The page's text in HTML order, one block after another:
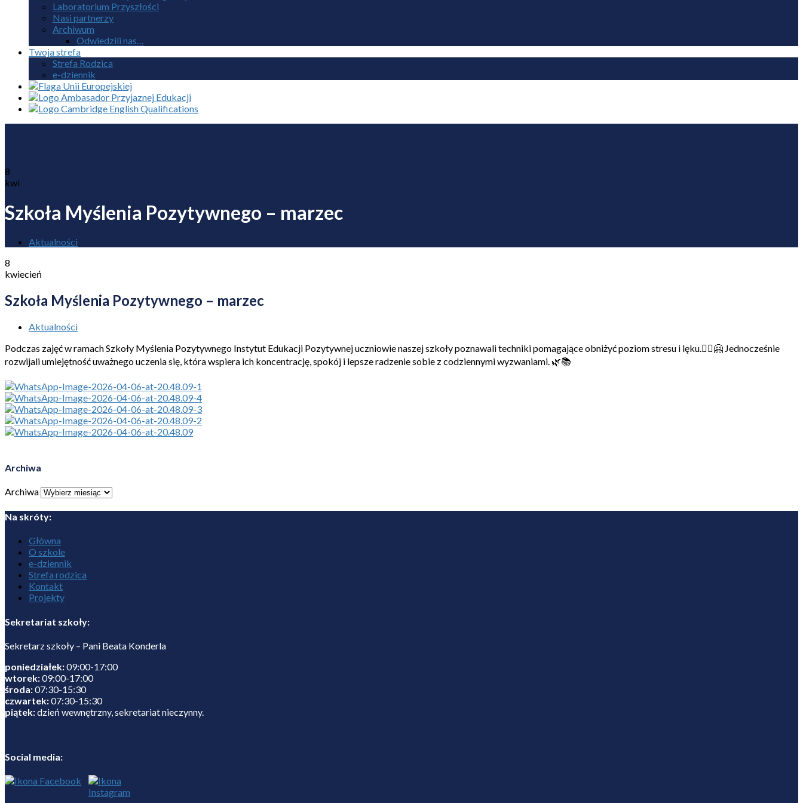
Laboratorium Przyszłości
Nasi partnerzy
Archiwum
Odwiedzili nas…
Twoja strefa
Strefa Rodzica
e-dziennik
8
kwi
Szkoła Myślenia Pozytywnego – marzec
Aktualności
8
kwiecień
Szkoła Myślenia Pozytywnego – marzec
Aktualności
Podczas zajęć w ramach Szkoły Myślenia Pozytywnego Instytut Edukacji Pozytywnej uczniowie naszej szkoły poznawali techniki pomagające obniżyć poziom stresu i lęku.🧘‍♀️🤗 Jednocześnie
rozwijali umiejętność uważnego uczenia się, która wspiera ich koncentrację, spokój i lepsze radzenie sobie z codziennymi wyzwaniami. 🌿📚
Archiwa
Archiwa
Na skróty:
Główna
O szkole
e-dziennik
Strefa rodzica
Kontakt
Projekty
Sekretariat szkoły:
Sekretarz szkoły – Pani Beata Konderla
poniedziałek:09:00-17:00
wtorek:09:00-17:00
środa:07:30-15:30
czwartek:07:30-15:30
piątek:dzień wewnętrzny, sekretariat nieczynny.
Social media: